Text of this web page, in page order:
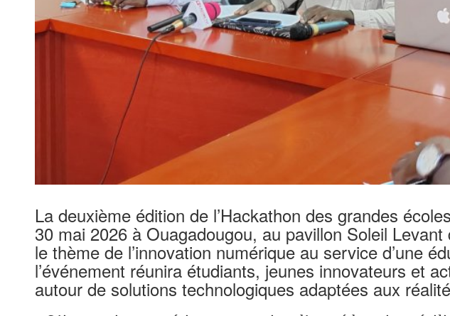
La deuxième édition de l’Hackathon des grandes
30 mai 2026 à Ouagadougou, au pavillon Soleil
le thème de l’innovation numérique au service d’une
l’événement réunira étudiants, jeunes innovateurs et
autour de solutions technologiques adaptées aux